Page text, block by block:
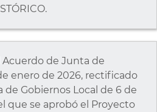
de Junta de
enero de 2026, rectificado
Gobiernos Local de 6 de
que se aprobó el Proyecto